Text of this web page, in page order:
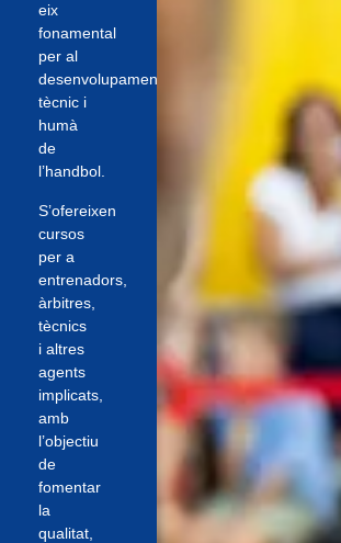
eix
fonamental
per al
desenvolupament
tècnic i
humà
de
l’handbol.
S’ofereixen
cursos
per a
entrenadors,
àrbitres,
tècnics
i altres
agents
implicats,
amb
l’objectiu
de
fomentar
la
qualitat,